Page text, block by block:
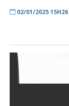
02/01/2025 15H26